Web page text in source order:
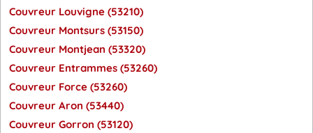
Couvreur Louvigne (53210)
Couvreur Montsurs (53150)
Couvreur Montjean (53320)
Couvreur Entrammes (53260)
Couvreur Force (53260)
Couvreur Aron (53440)
Couvreur Gorron (53120)